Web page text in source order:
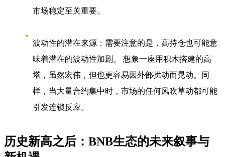
市场稳定至关重要。
波动性的潜在来源 ：需要注意的是，高持仓也可能意
味着潜在的波动性加剧。 想象一座用积木搭建的高
塔，虽然宏伟，但也更容易因外部扰动而晃动。同
样，当大量合约集中时，市场的任何风吹草动都可能
引发连锁反应。
历史新高之后：BNB生态的未来叙事与